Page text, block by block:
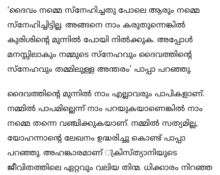
‘ദൈവം നമ്മെ സ്‌നേഹിച്ചതു പോലെ ആരും നമ്മെ
സ്‌നേഹിച്ചിട്ടില്ല. അങ്ങനെ നാം കരുതുന്നെങ്കില്‍
കുരിശിന്റെ മുന്നില്‍ പോയി നില്‍ക്കുക. അപ്പോള്‍
മനസ്സിലാകും നമ്മുടെ സ്‌നേഹവും ദൈവത്തിന്റെ
സ്‌നേഹവും തമ്മിലുള്ള അന്തരം’ പാപ്പാ പറഞ്ഞു.
ദൈവത്തിന്റെ മുന്നില്‍ നാം എല്ലാവരും പാപികളാണ്.
നമ്മില്‍ പാപമില്ലെന്ന് നാം പറയുകയാണെങ്കില്‍ നാം
നമ്മെ തന്നെ വഞ്ചിക്കുകയാണ്. നമ്മില്‍ സത്യമില്ല,
യോഹന്നാന്റെ ലേഖനം ഉദ്ധരിച്ചു കൊണ്ട് പാപ്പാ
പറഞ്ഞു. അഹങ്കാരമാണ് ്ക്രിസ്ത്യാനിയുടെ
ജീവിതത്തിലെ ഏറ്റവും വലിയ തിന്മ. ധിക്കാരം നിറഞ്ഞ